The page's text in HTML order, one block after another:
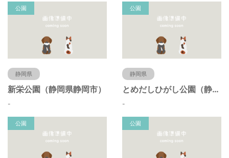
公園
静岡県
新栄公園（静岡県静岡市）
-
公園
静岡県
とめだしひがし公園（静岡県静岡市）
-
公園 公園